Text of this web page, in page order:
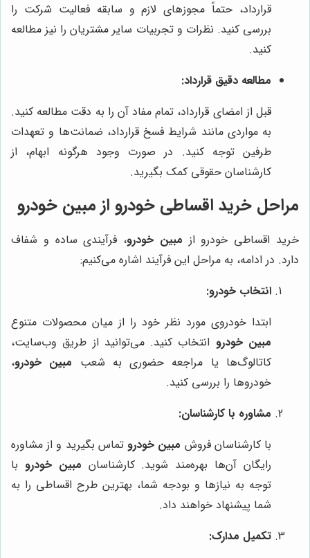
قرارداد، حتماً مجوزهای لازم و سابقه فعالیت شرکت را
بررسی کنید. نظرات و تجربیات سایر مشتریان را نیز مطالعه
کنید.
مطالعه دقیق قرارداد:
قبل از امضای قرارداد، تمام مفاد آن را به دقت مطالعه کنید.
به مواردی مانند شرایط فسخ قرارداد، ضمانت‌ها و تعهدات
طرفین توجه کنید. در صورت وجود هرگونه ابهام، از
کارشناسان حقوقی کمک بگیرید.
مراحل خرید اقساطی خودرو ازمبین خودرو
خرید اقساطی خودرو از مبین خودرو، فرآیندی ساده و شفاف
دارد. در ادامه، به مراحل این فرآیند اشاره می‌کنیم:
انتخاب خودرو:
ابتدا خودروی مورد نظر خود را از میان محصولات متنوع
مبین خودرو انتخاب کنید. می‌توانید از طریق وب‌سایت،
کاتالوگ‌ها یا مراجعه حضوری به شعب مبین خودرو،
خودروها را بررسی کنید.
مشاوره با کارشناسان:
با کارشناسان فروش مبین خودروتماس بگیرید و از مشاوره
رایگان آن‌ها بهره‌مند شوید. کارشناسان مبین خودرو با
توجه به نیازها و بودجه شما، بهترین طرح اقساطی را به
شما پیشنهاد خواهند داد.
تکمیل مدارک: